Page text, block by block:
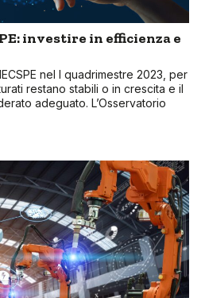
investire in efficienza e
nel I quadrimestre 2023, per
restano stabili o in crescita e il
adeguato. L’Osservatorio